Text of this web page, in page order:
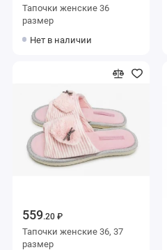
Тапочки женские 36
размер
Нет в наличии
559.20 ₽
Тапочки женские 36, 37
размер